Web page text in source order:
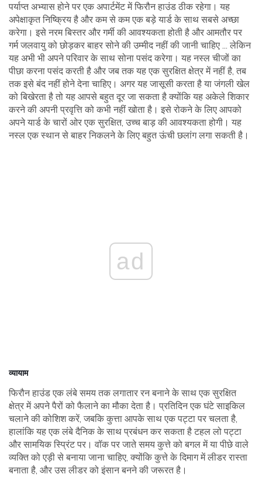
पर्याप्त अभ्यास होने पर एक अपार्टमेंट में फिरौन हाउंड ठीक रहेगा। यह
अपेक्षाकृत निष्क्रिय है और कम से कम एक बड़े यार्ड के साथ सबसे अच्छा
करेगा। इसे नरम बिस्तर और गर्मी की आवश्यकता होती है और आमतौर पर
गर्म जलवायु को छोड़कर बाहर सोने की उम्मीद नहीं की जानी चाहिए ... लेकिन
यह अभी भी अपने परिवार के साथ सोना पसंद करेगा। यह नस्ल चीजों का
पीछा करना पसंद करती है और जब तक यह एक सुरक्षित क्षेत्र में नहीं है, तब
तक इसे बंद नहीं होने देना चाहिए। अगर यह जासूसी करता है या जंगली खेल
को बिखेरता है तो यह आपसे बहुत दूर जा सकता है क्योंकि यह अकेले शिकार
करने की अपनी प्रवृत्ति को कभी नहीं खोता है। इसे रोकने के लिए आपको
अपने यार्ड के चारों ओर एक सुरक्षित, उच्च बाड़ की आवश्यकता होगी। यह
नस्ल एक स्थान से बाहर निकलने के लिए बहुत ऊंची छलांग लगा सकती है।
ad
व्यायाम
फिरौन हाउंड एक लंबे समय तक लगातार रन बनाने के साथ एक सुरक्षित
क्षेत्र में अपने पैरों को फैलाने का मौका देता है। प्रतिदिन एक घंटे साइकिल
चलाने की कोशिश करें, जबकि कुत्ता आपके साथ एक पट्टा पर चलता है,
हालांकि यह एक लंबे दैनिक के साथ प्रबंधन कर सकता है टहल लो पट्टा
और सामयिक स्प्रिंट पर। वॉक पर जाते समय कुत्ते को बगल में या पीछे वाले
व्यक्ति को एड़ी से बनाया जाना चाहिए, क्योंकि कुत्ते के दिमाग में लीडर रास्ता
बनाता है, और उस लीडर को इंसान बनने की जरूरत है।